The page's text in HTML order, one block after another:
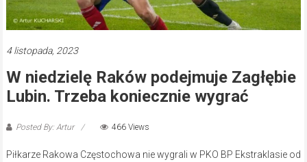
4 listopada, 2023
W niedzielę Raków podejmuje Zagłębie
Lubin. Trzeba koniecznie wygrać
Posted By: Artur 466 Views
Piłkarze Rakowa Częstochowa nie wygrali w PKO BP Ekstraklasie od